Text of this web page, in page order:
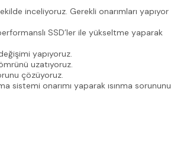
inceliyoruz. Gerekli onarımları yapıyor
SSD’ler ile yükseltme yaparak
yapıyoruz.
uzatıyoruz.
çözüyoruz.
sistemi onarımı yaparak ısınma sorununu